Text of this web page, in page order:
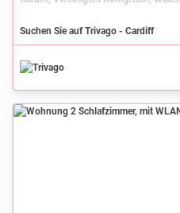
Suchen Sie auf Trivago - Cardiff